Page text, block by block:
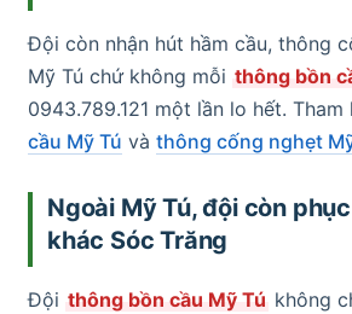
Đội còn nhận hút hầm cầu, thông
Mỹ Tú chứ không mỗi thông bồn
0943.789.121 một lần lo hết. Tham
cầu Mỹ Tú và thông cống nghẹt
Ngoài Mỹ Tú, đội còn
khác Sóc Trăng
Đội thông bồn cầu Mỹ Tú không